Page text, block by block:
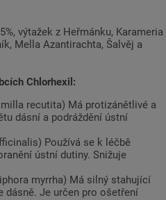
výtažek z Heřmánku, Karameria
Mella Azantirachta, Šalvěj a
Chlorhexil:
recutita) Má protizánětlivé a
dásní a podráždění ústní
Používá se k léčbě
ústní dutiny. Snižuje
myrrha) Má silný stahující
dásně. Je určen pro ošetření